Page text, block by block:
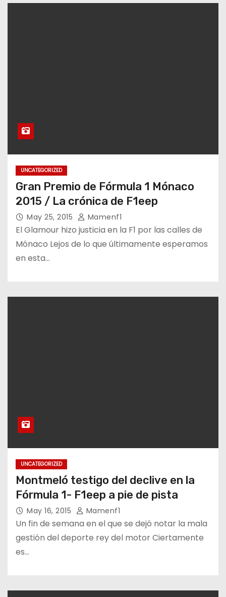
UNCATEGORIZED
Gran Premio de Fórmula 1 Mónaco
2015 / La crónica de F1eep
May 25, 2015 Mamenf1
El Glamour hizo justicia en la F1 por las calles de
Mónaco Lejos de lo que últimamente esperamos
en esta…
UNCATEGORIZED
Montmeló testigo del declive en la
Fórmula 1- F1eep a pie de pista
May 16, 2015 Mamenf1
Un fin de semana en el que se dejó notar la mala
gestión del deporte rey del motor Ciertamente
es…